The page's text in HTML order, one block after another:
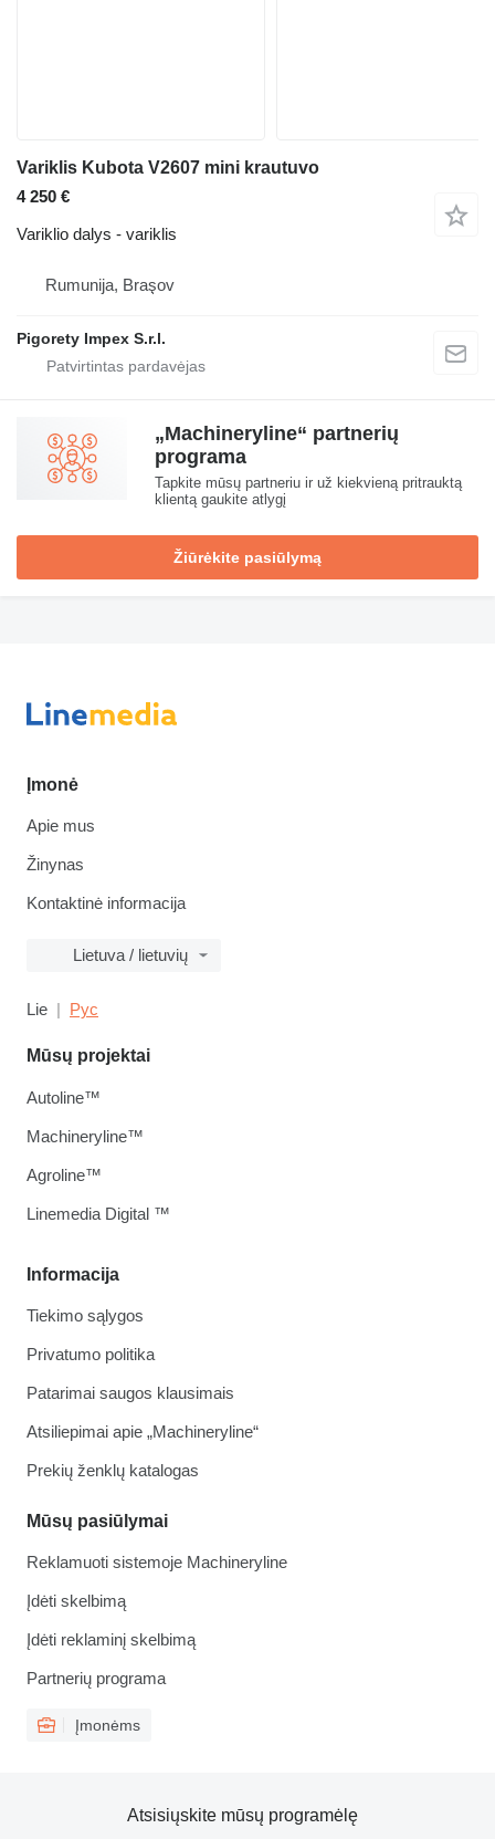
Variklis Kubota V2607 mini krautuvo
4 250 €
Variklio dalys - variklis
Rumunija, Braşov
Pigorety Impex S.r.l.
„Machineryline“ partnerių
programa
Tapkite mūsų partneriu ir už kiekvieną pritrauktą
klientą gaukite atlygį
Žiūrėkite pasiūlymą
Įmonė
Apie mus
Žinynas
Kontaktinė informacija
Lietuva / lietuvių
Lie Рус
Informacija
Tiekimo sąlygos
Privatumo politika
Patarimai saugos klausimais
Atsiliepimai apie „Machineryline“
Prekių ženklų katalogas
Mūsų pasiūlymai
Reklamuoti sistemoje Machineryline
Įdėti skelbimą
Įdėti reklaminį skelbimą
Partnerių programa
Įmonėms
Mūsų projektai
Autoline™
Machineryline™
Agroline™
Linemedia Digital ™
Atsisiųskite mūsų programėlę